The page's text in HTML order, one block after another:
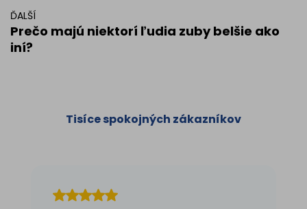
ĎALŠÍ
Prečo majú niektorí ľudia zuby belšie ako
iní?
Tisíce spokojných zákazníkov